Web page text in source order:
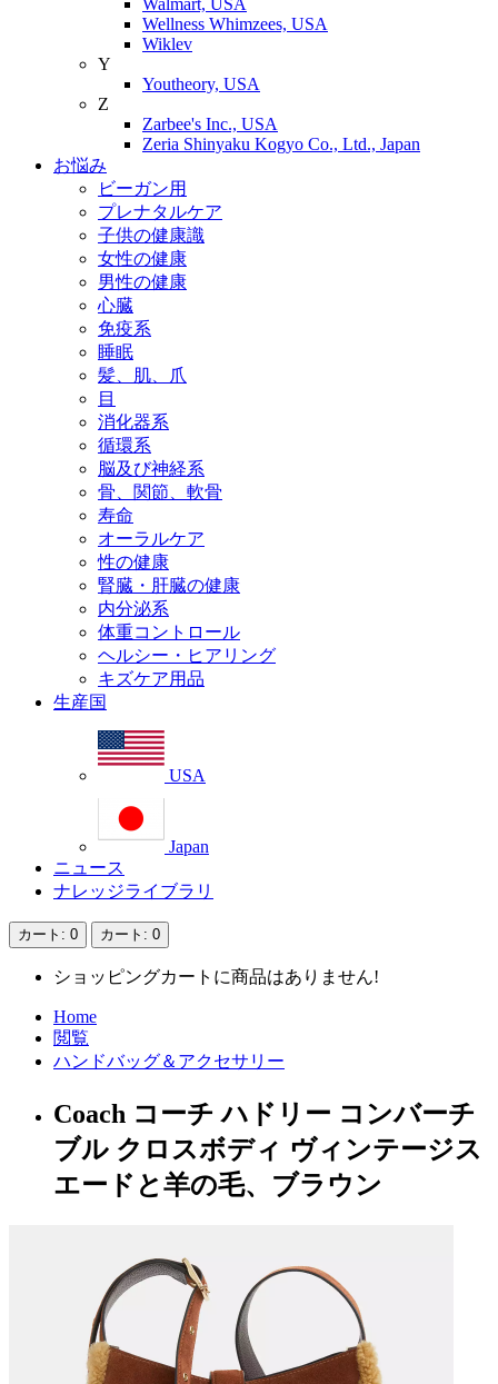
Wellness Whimzees, USA
Wiklev
Y
Youtheory, USA
Z
Zarbee's Inc., USA
Zeria Shinyaku Kogyo Co., Ltd., Japan
お悩み
ビーガン用
プレナタルケア
子供の健康識
女性の健康
男性の健康
心臓
免疫系
睡眠
髪、肌、爪
目
消化器系
循環系
脳及び神経系
骨、関節、軟骨
寿命
オーラルケア
性の健康
腎臓・肝臓の健康
内分泌系
体重コントロール
ヘルシー・ヒアリング
キズケア用品
生産国
USA
Japan
ニュース
ナレッジライブラリ
カート : 0 カート : 0
ショッピングカートに商品はありません!
Home
閲覧
ハンドバッグ＆アクセサリー
Coach コーチ ハドリー コンバーチ
ブル クロスボディ ヴィンテージス
エードと羊の毛、ブラウン